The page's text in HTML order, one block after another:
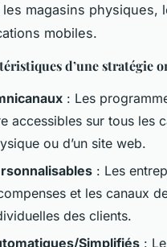
les magasins physiques,
mobiles.
d’une stratégie
: Les
accessibles sur tous les
ou d’un site web.
: Les
et les canaux
des clients.
Simplifiés :